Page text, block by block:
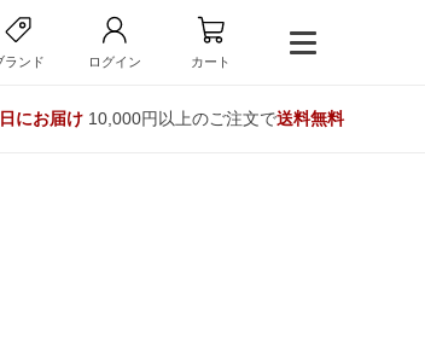
ランド ログイン カート
にお届け10,000円以上のご注文で送料無料